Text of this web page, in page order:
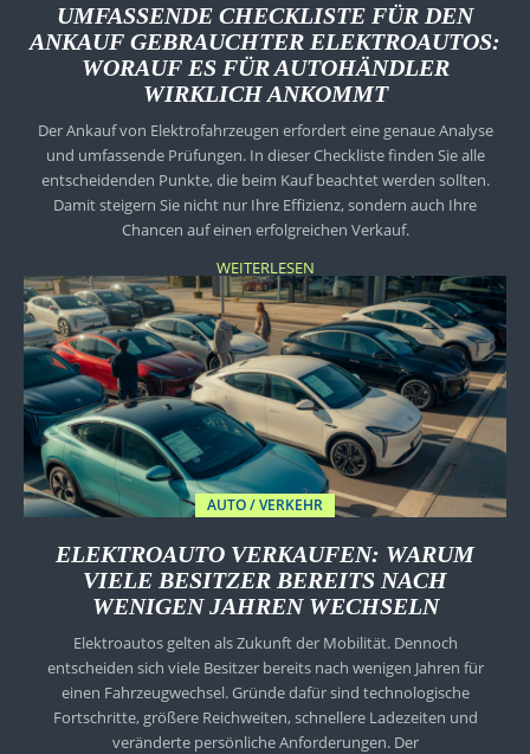
UMFASSENDE CHECKLISTE FÜR DEN
ANKAUF GEBRAUCHTER ELEKTROAUTOS:
WORAUF ES FÜR AUTOHÄNDLER
WIRKLICH ANKOMMT
Der Ankauf von Elektrofahrzeugen erfordert eine genaue Analyse
und umfassende Prüfungen. In dieser Checkliste finden Sie alle
entscheidenden Punkte, die beim Kauf beachtet werden sollten.
Damit steigern Sie nicht nur Ihre Effizienz, sondern auch Ihre
Chancen auf einen erfolgreichen Verkauf.
WEITERLESEN
AUTO / VERKEHR
ELEKTROAUTO VERKAUFEN: WARUM
VIELE BESITZER BEREITS NACH
WENIGEN JAHREN WECHSELN
Elektroautos gelten als Zukunft der Mobilität. Dennoch
entscheiden sich viele Besitzer bereits nach wenigen Jahren für
einen Fahrzeugwechsel. Gründe dafür sind technologische
Fortschritte, größere Reichweiten, schnellere Ladezeiten und
veränderte persönliche Anforderungen. Der